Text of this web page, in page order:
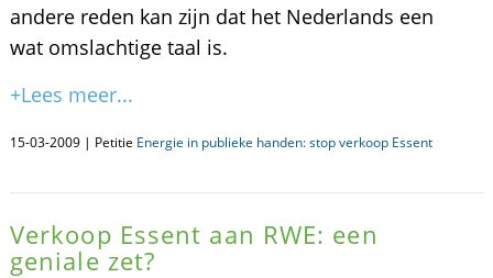
andere reden kan zijn dat het Nederlands een
wat omslachtige taal is.
+Lees meer...
15-03-2009 | Petitie Energie in publieke handen: stop verkoop Essent
Verkoop Essent aan RWE: een
geniale zet?